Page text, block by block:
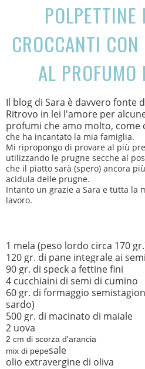
CROCCANTI
AL
Il blog di Sara è davvero fonte
Ritrovo in lei l'amore per
profumi che amo molto, come
che ha incantato la mia famiglia.
Mi ripropongo di provare al più
utilizzando le prugne secche al
che il piatto sarà (spero) ancora
acidula delle prugne.
Intanto un grazie a Sara e tutta la
lavoro.
1 mela (peso lordo circa 170
120 gr. di pane integrale ai
90 gr. di speck a fettine fini
4 cucchiaini di semi di cumino
60 gr. di formaggio
sardo)
500 gr. di macinato di maiale
2 uova
2 cm di scorza d'arancia
mix di pepesale
olio extravergine di oliva